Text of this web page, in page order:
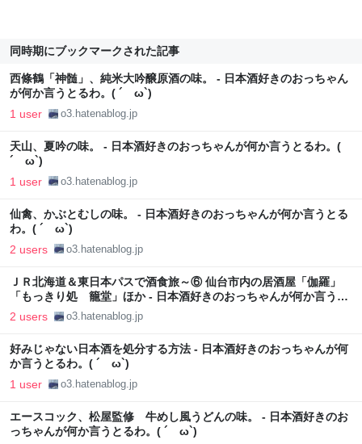
同時期にブックマークされた記事
西條鶴「神髄」、純米大吟醸原酒の味。 - 日本酒好きのおっちゃん
が何か言うとるわ。( ´ ω`)
1 user o3.hatenablog.jp
天山、夏吟の味。 - 日本酒好きのおっちゃんが何か言うとるわ。(
´ ω`)
1 user o3.hatenablog.jp
仙禽、かぶとむしの味。 - 日本酒好きのおっちゃんが何か言うとる
わ。( ´ ω`)
2 users o3.hatenablog.jp
ＪＲ北海道＆東日本パスで酒食旅～⑥ 仙台市内の居酒屋「伽羅」
「もっきり処 籠堂」ほか - 日本酒好きのおっちゃんが何か言うと
るわ。( ´ ω`)
2 users o3.hatenablog.jp
好みじゃない日本酒を処分する方法 - 日本酒好きのおっちゃんが何
か言うとるわ。( ´ ω`)
1 user o3.hatenablog.jp
エースコック、松屋監修 牛めし風うどんの味。 - 日本酒好きのお
っちゃんが何か言うとるわ。( ´ ω`)